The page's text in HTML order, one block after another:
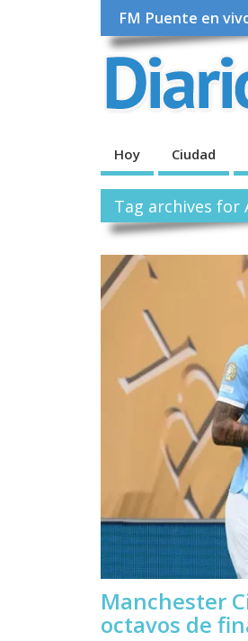
FM Puente en
Hoy Ciudad
Tag archives for
Manchester
octavos de